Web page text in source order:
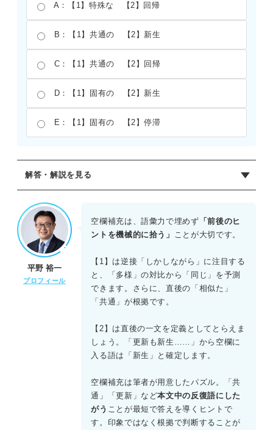
A：【1】特殊な 【2】回帰
B：【1】共通の 【2】新生
C：【1】共通の 【2】回帰
D：【1】固有の 【2】新生
E：【1】固有の 【2】停滞
解答・解説を見る
正解：B
【1】には、動機や期間に関係なく「あらゆる学びに当ては
まる性質」という文脈から「共通の」が入る。【2】につい
ては、本文末の「更新も新生であり、脱出も新生である」
という総括に対応するため、「新生」が最も適切である。
平野 裕一
プロフィール
空欄補充は、語彙力で埋めず 「前後のヒ
ントを機械的に拾う」
ことが大切です。
【1】は逆接「しかしながら」に注目する
と、「多様」の対比から「同じ」を予測
できます。さらに、直後の「相似た」
「共通」が根拠です。
【2】は直後の一文を定義としてとらえま
しょう。「更新も新生……」から空欄に
入る語は「新生」と確定します。
空欄補充は筆者が用意したパズル。「共
通」「更新」など本文中の反復語にした
がう ことが最短で答えを導くヒントで
す。印象ではなく根拠で判断することが